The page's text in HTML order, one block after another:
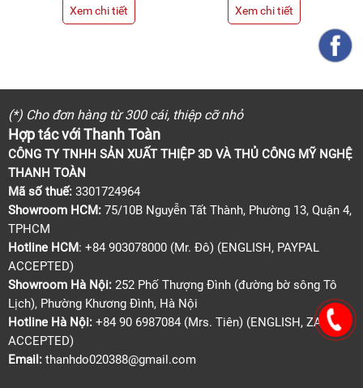
Xem chi tiết Xem chi tiết
(*) Cho đơn hàng từ 300 cái, thiệp cỡ nhỏ
Hợp tác với Thanh Toàn
CÔNG TY TNHH SẢN XUẤT THIỆP 3D VÀ THỦ CÔNG MỸ NGHỆ
THANH TOÀN
Mã số thuế: 3301724964
Showroom HCM: 75/10B Nguyễn Tất Thành, Phường 13, Quận 4,
TPHCM
Hotline HCM: +84 903078000 (Mr. Đô) (ENGLISH, PAYPAL
ACCEPTED)
Showroom Hà Nội: 252 Phố Thượng Đình (đường bờ sông Tô
Lịch), Phường Khương Đình, Hà Nội
Hotline Hà Nội: +84 90 6987084 (Mrs. Tiên) (ENGLISH, ZALO
ACCEPTED)
Email: thanhdo020388@gmail.com